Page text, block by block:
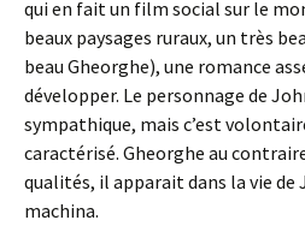
qui en fait un film social sur le
beaux paysages ruraux, un très
beau Gheorghe), une romance
développer. Le personnage de
sympathique, mais c’est
caractérisé. Gheorghe au
qualités, il apparait dans la vie de
machina.